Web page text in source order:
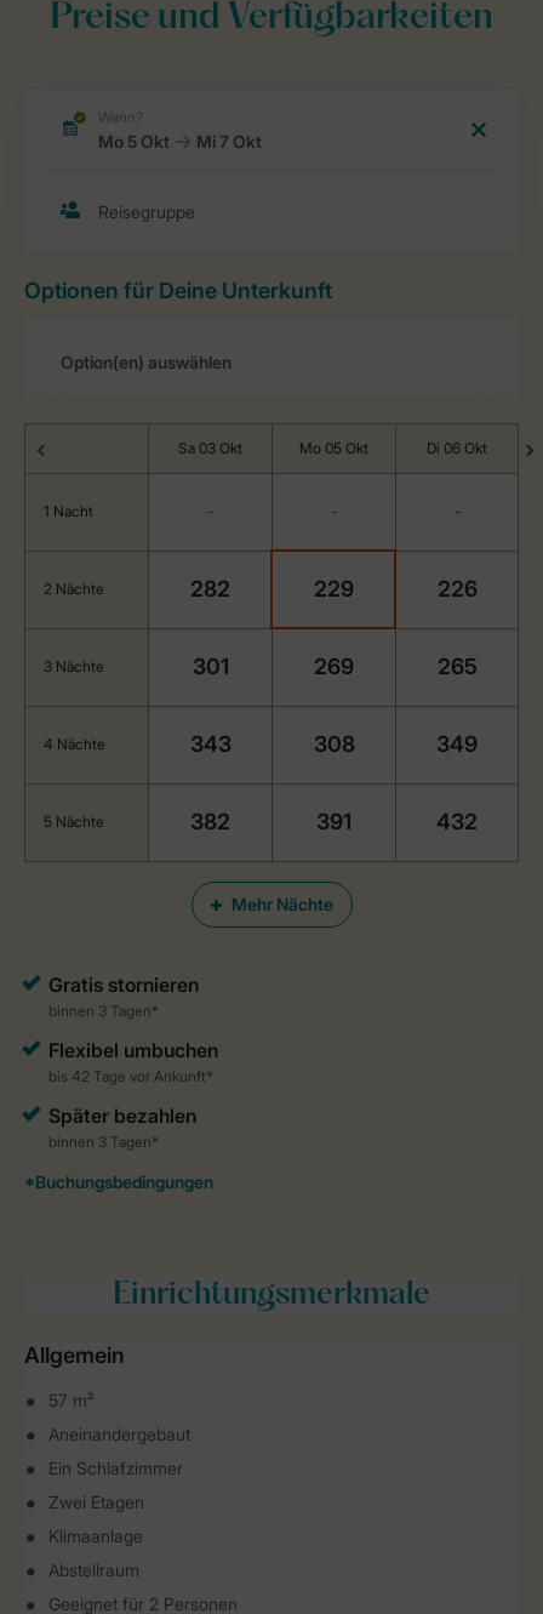
Preise und Verfügbarkeiten
Optionen für Deine Unterkunft
Mehr Nächte
Sa 03 Okt Mo 05 Okt Di 06 Okt
1 Nacht - - -
2 Nächte 282 229 226
3 Nächte 301 269 265
4 Nächte 343 308 349
5 Nächte 382 391 432
Einrichtungsmerkmale
Allgemein
57 m²
Aneinandergebaut
Ein Schlafzimmer
Zwei Etagen
Klimaanlage
Abstellraum
Geeignet für 2 Personen